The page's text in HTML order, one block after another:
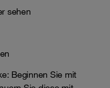
sehen
Beginnen Sie mit